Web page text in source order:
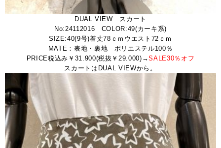
DUAL VIEW スカート
No:24112016 COLOR:49(カーキ系)
SIZE:40(9号)着丈78ｃｍウエスト72ｃｍ
MATE：表地・裏地 ポリエステル100％
PRICE税込み￥31.900(税抜￥29.000)→SALE30％オフ
スカートはDUAL VIEWから。